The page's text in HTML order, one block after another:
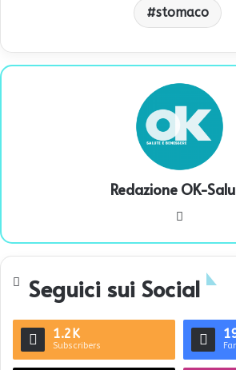
stomaco
Redazione OK-
te
Seguici sui Social
1.2K
Subscribers